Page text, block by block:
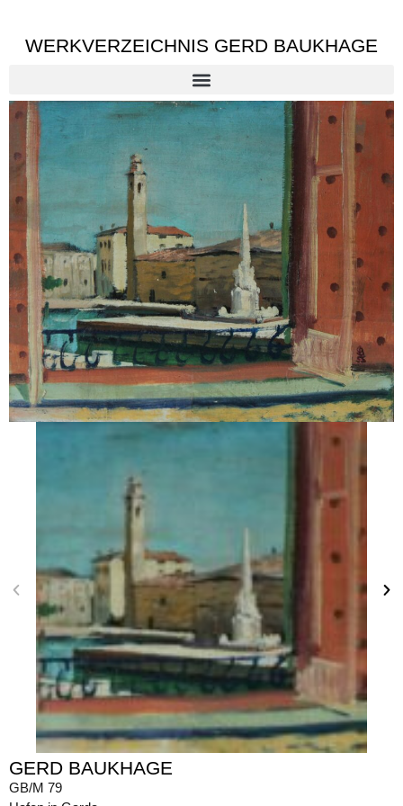
WERKVERZEICHNIS GERD BAUKHAGE
GERD BAUKHAGE
GB/M 79